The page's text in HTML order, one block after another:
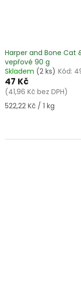
Harper and Bone Cat
vepřové 90 g
Skladem (2 ks) Kód:
47 Kč
(41,96 Kč bez DPH)
Měrná
522,22 Kč / 1 kg